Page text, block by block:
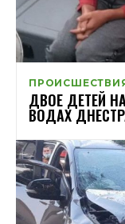
ДВОЕ ДЕТЕЙ
ВОДАХ